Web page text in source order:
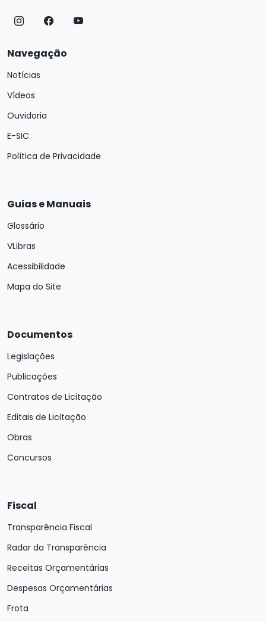
Navegação
Notícias
Vídeos
Ouvidoria
E-SIC
Política de Privacidade
Guias e Manuais
Glossário
VLibras
Acessibilidade
Mapa do Site
Documentos
Legislações
Publicações
Contratos de Licitação
Editais de Licitação
Obras
Concursos
Fiscal
Transparência Fiscal
Radar da Transparência
Receitas Orçamentárias
Despesas Orçamentárias
Frota